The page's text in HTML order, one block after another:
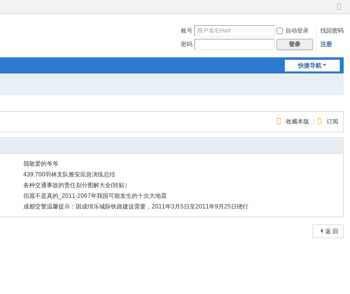
切
到
账号 自动登录
找回密码
密码
登录 注册
快捷导航
收藏本版 订阅
我敬爱的爷爷
439.700羽林支队雅安应急演练总结
各种交通事故的责任划分图解大全(转贴）
但愿不是真的_2011-2067年我国可能发生的十次大地震
成都交警温馨提示：因成绵乐城际铁路建设需要，2011年3月5日至2011年9月25日绕行
返 回